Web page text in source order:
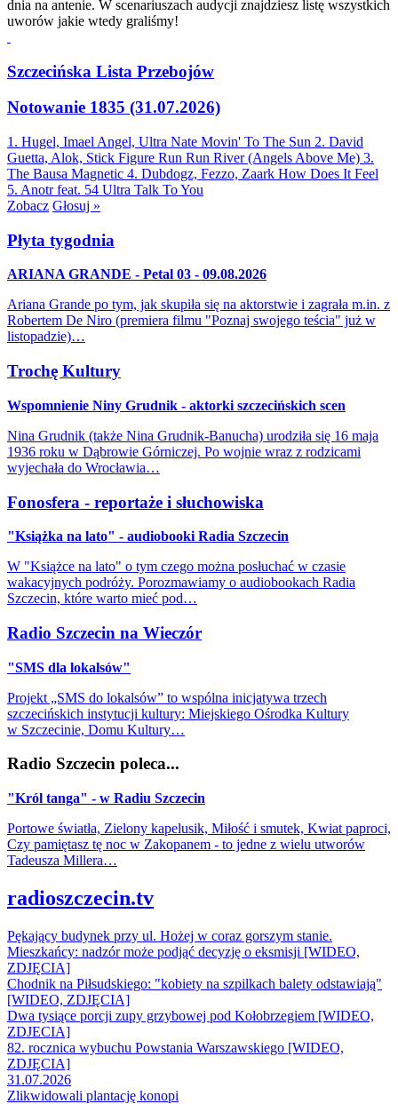
dnia na antenie. W scenariuszach audycji znajdziesz listę wszystkich
uworów jakie wtedy graliśmy!
Szczecińska Lista Przebojów
Notowanie 1835 (31.07.2026)
1. Hugel, Imael Angel, Ultra Nate Movin' To The Sun 2. David
Guetta, Alok, Stick Figure Run Run River (Angels Above Me) 3.
The Bausa Magnetic 4. Dubdogz, Fezzo, Zaark How Does It Feel
5. Anotr feat. 54 Ultra Talk To You
Zobacz Głosuj »
Płyta tygodnia
ARIANA GRANDE - Petal 03 - 09.08.2026
Ariana Grande po tym, jak skupiła się na aktorstwie i zagrała m.in. z
Robertem De Niro (premiera filmu "Poznaj swojego teścia" już w
listopadzie)…
Trochę Kultury
Wspomnienie Niny Grudnik - aktorki szczecińskich scen
Nina Grudnik (także Nina Grudnik-Banucha) urodziła się 16 maja
1936 roku w Dąbrowie Górniczej. Po wojnie wraz z rodzicami
wyjechała do Wrocławia…
Fonosfera - reportaże i słuchowiska
"Książka na lato" - audiobooki Radia Szczecin
W "Książce na lato" o tym czego można posłuchać w czasie
wakacyjnych podróży. Porozmawiamy o audiobookach Radia
Szczecin, które warto mieć pod…
Radio Szczecin na Wieczór
"SMS dla lokalsów"
Projekt „SMS do lokalsów” to wspólna inicjatywa trzech
szczecińskich instytucji kultury: Miejskiego Ośrodka Kultury
w Szczecinie, Domu Kultury…
Radio Szczecin poleca...
"Król tanga" - w Radiu Szczecin
Portowe światła, Zielony kapelusik, Miłość i smutek, Kwiat paproci,
Czy pamiętasz tę noc w Zakopanem - to jedne z wielu utworów
Tadeusza Millera…
radioszczecin.tv
Pękający budynek przy ul. Hożej w coraz gorszym stanie.
Mieszkańcy: nadzór może podjąć decyzję o eksmisji [WIDEO,
ZDJĘCIA]
Chodnik na Piłsudskiego: "kobiety na szpilkach balety odstawiają"
[WIDEO, ZDJĘCIA]
Dwa tysiące porcji zupy grzybowej pod Kołobrzegiem [WIDEO,
ZDJECIA]
82. rocznica wybuchu Powstania Warszawskiego [WIDEO,
ZDJĘCIA]
31.07.2026
Zlikwidowali plantację konopi